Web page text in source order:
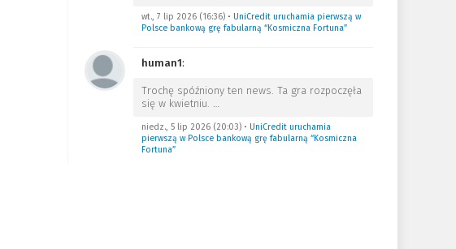
wt., 7 lip 2026 (16:36)• UniCredit uruchamia pierwszą w
Polsce bankową grę fabularną “Kosmiczna Fortuna”
human1:
Trochę spóźniony ten news. Ta gra rozpoczęła
się w kwietniu. …
niedz., 5 lip 2026 (20:03)• UniCredit uruchamia
pierwszą w Polsce bankową grę fabularną “Kosmiczna
Fortuna”